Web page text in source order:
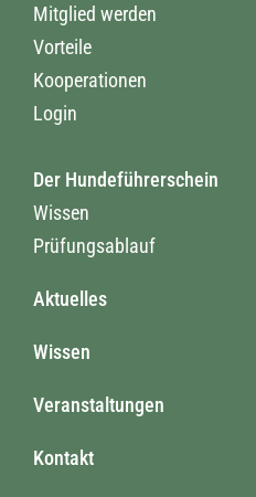
Mitglied werden
Vorteile
Kooperationen
Login
Der Hundeführerschein
Wissen
Prüfungsablauf
Aktuelles
Wissen
Veranstaltungen
Kontakt